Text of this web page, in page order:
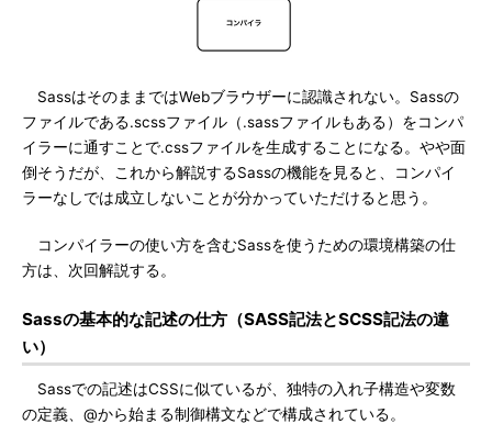
SassはそのままではWebブラウザーに認識されない。Sassの
ファイルである.scssファイル（.sassファイルもある）をコンパ
イラーに通すことで.cssファイルを生成することになる。やや面
倒そうだが、これから解説するSassの機能を見ると、コンパイ
ラーなしでは成立しないことが分かっていただけると思う。
コンパイラーの使い方を含むSassを使うための環境構築の仕
方は、次回解説する。
Sassの基本的な記述の仕方（SASS記法とSCSS記法の違
い）
Sassでの記述はCSSに似ているが、独特の入れ子構造や変数
の定義、@から始まる制御構文などで構成されている。